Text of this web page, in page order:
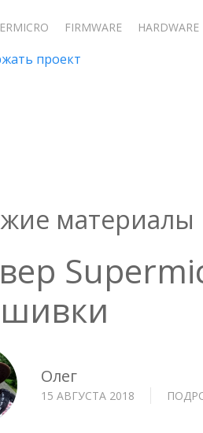
FIRMWARE HARDWARE
проект
материалы
Олег
15 АВГУСТА 2018